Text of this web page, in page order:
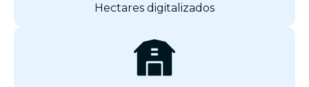
Hectares digitalizados